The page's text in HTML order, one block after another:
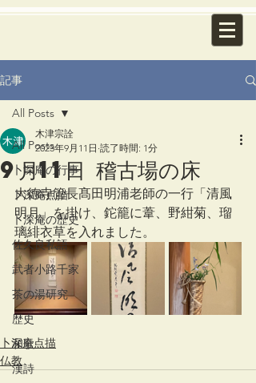
記事
All Posts
卜深庵の行事
卜深庵点描
卜深庵の歴史
佐久良私語
武者小路千家
茶の湯研究
歴史
和歌
漢詩
All Posts
9月11日 稽古場の床
木津宗詮
2023年9月11日 読了時間: 1分
大徳寺管長髙田明浦老師の一行「清風
明月」を掛け、鉈籠に葦、野紺菊、瑠
璃緋衣草を入れました。
卜深庵点描
仏教